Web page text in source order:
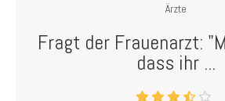
Ärzte
Fragt der Frauenarzt:
dass ihr ...